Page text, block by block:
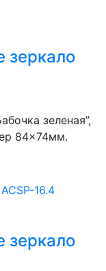
зеркало
зеленая ”,
84×74мм.
зеркало